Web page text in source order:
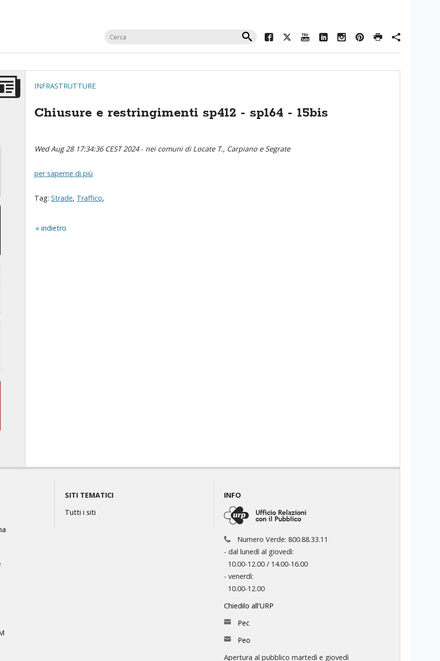
INFRASTRUTTURE
Chiusure e restringimenti sp412 - sp164 - 15bis
Wed Aug 28 17:34:36 CEST 2024- nei comuni di Locate T., Carpiano e Segrate
per saperne di più
Tag: Strade, Traffico,
indietro
SITI TEMATICI
Tutti i siti
INFO
Numero Verde: 800.88.33.11
- dal lunedì al giovedì:
10.00-12.00 / 14.00-16.00
- venerdì:
10.00-12.00
Chiedilo all'URP
Pec
Peo
Apertura al pubblico martedì e giovedì